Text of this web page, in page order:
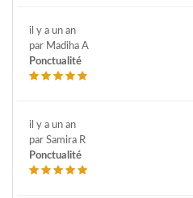
il y a un an
par Madiha A
Ponctualité
il y a un an
par Samira R
Ponctualité